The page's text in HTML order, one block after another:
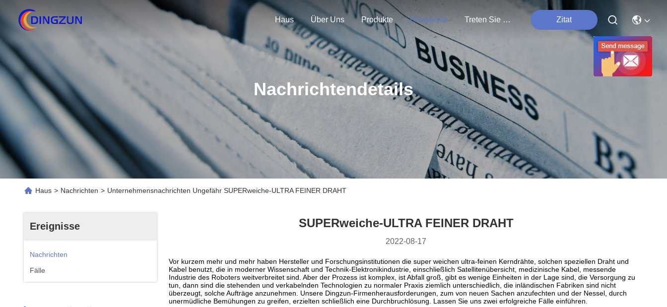
Haus Über Uns Produkte Ereignisse Treten Sie Mit Uns In Verbindung Zitat
Nachrichtendetails
Haus > Nachrichten > Unternehmensnachrichten Ungefähr SUPERweiche-ULTRA FEINER DRAHT
Ereignisse
Nachrichten
Fälle
SUPERweiche-ULTRA FEINER DRAHT
2022-08-17
Vor kurzem mehr und mehr haben Hersteller und Forschungsinstitutionen die super weichen ultra-feinen Kerndrähte, solchen speziellen Draht und
Kabel benutzt, die in moderner Wissenschaft und Technik-Elektronikindustrie, einschließlich Satellitenübersicht, medizinische Kabel, messende
Industrie des Roboters weitverbreitet sind. Aber der Prozess ist komplex, ist Abfall groß, gibt es wenige Einheiten in der Lage sind, die Versorgung zu
tun, dann sind die stehenden und verkabelnden Technologien zu normaler Praxis ziemlich unterschiedlich, die inländischen Fabriken sind nicht
überzeugt, solche Aufträge anzunehmen. Unsere Dingzun-Firmenherausforderungen, zum von neuen Sachen anzufechten und der Nessel, durch
unermüdliche Bemühungen zu greifen, erzielten schließlich eine Durchbruchlösung. Lassen Sie uns zwei erfolgreiche Fälle einführen.